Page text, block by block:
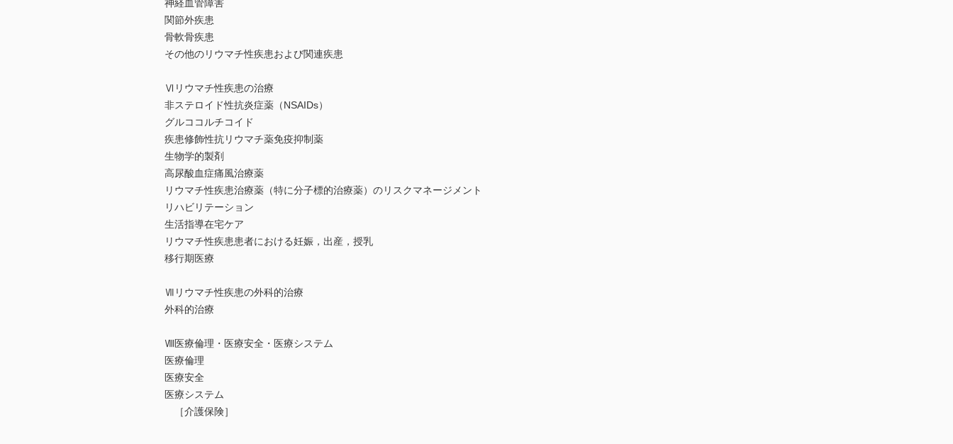
神経血管障害
関節外疾患
骨軟骨疾患
その他のリウマチ性疾患および関連疾患
Ⅵリウマチ性疾患の治療
非ステロイド性抗炎症薬（NSAIDs）
グルココルチコイド
疾患修飾性抗リウマチ薬免疫抑制薬
生物学的製剤
高尿酸血症痛風治療薬
リウマチ性疾患治療薬（特に分子標的治療薬）のリスクマネージメント
リハビリテーション
生活指導在宅ケア
リウマチ性疾患患者における妊娠，出産，授乳
移行期医療
Ⅶリウマチ性疾患の外科的治療
外科的治療
Ⅷ医療倫理・医療安全・医療システム
医療倫理
医療安全
医療システム
［介護保険］